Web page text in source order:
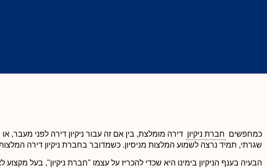
כמחפשים חברת ניקיון דירה מומלצת, בין אם זה עבור ניקיון דירה לפני מעבר,
שגרתי, תמיד נרצה לשמוע המלצות מניסיון. כשמדובר בחברת ניקיון דירה המלצות
הבעיה בענף הניקיון בימינו היא שכדי להכריז על עצמו "חברת ניקיון", בעל